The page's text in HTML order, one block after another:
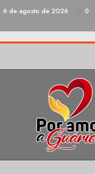
6 de agosto de 2026 0